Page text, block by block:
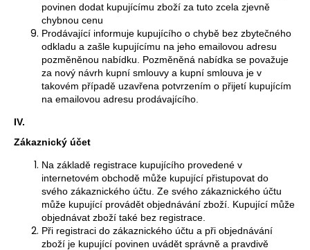
povinen dodat kupujícímu zboží za tuto zcela zjevně
chybnou cenu
Prodávající informuje kupujícího o chybě bez zbytečného
odkladu a zašle kupujícímu na jeho emailovou adresu
pozměněnou nabídku. Pozměněná nabídka se považuje
za nový návrh kupní smlouvy a kupní smlouva je v
takovém případě uzavřena potvrzením o přijetí kupujícím
na emailovou adresu prodávajícího.
IV.
Zákaznický účet
Na základě registrace kupujícího provedené v
internetovém obchodě může kupující přistupovat do
svého zákaznického účtu. Ze svého zákaznického účtu
může kupující provádět objednávání zboží. Kupující může
objednávat zboží také bez registrace.
Při registraci do zákaznického účtu a při objednávání
zboží je kupující povinen uvádět správně a pravdivě